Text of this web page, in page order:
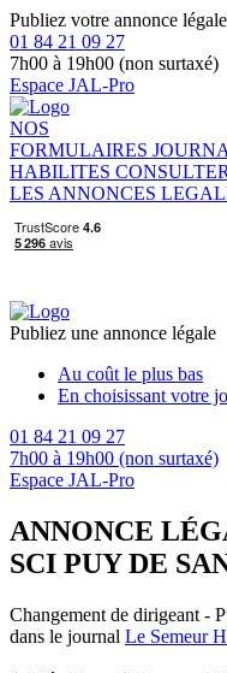
Publiez votre annonce
01 84 21 09 27
7h00 à 19h00 (non surtaxé)
Espace JAL-Pro
NOS
FORMULAIRES
HABILITES CONSULTER
LES ANNONCES
Publiez une annonce légale
Au coût le plus bas
En choisissant votre
01 84 21 09 27
7h00 à 19h00 (non surtaxé)
Espace JAL-Pro
ANNONCE
SCI PUY DE
Changement de dirigeant -
dans le journal Le Semeur